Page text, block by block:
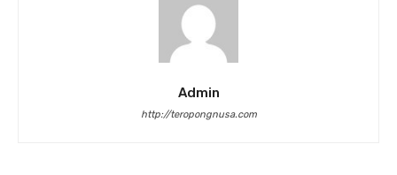
Admin
http://teropongnusa.com